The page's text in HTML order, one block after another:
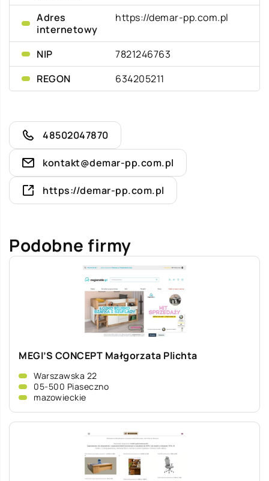
Adres
internetowy
https://demar-pp.com.pl
NIP
7821246763
REGON
634205211
48502047870
kontakt@demar-pp.com.pl
https://demar-pp.com.pl
Podobne firmy
MEGI’S CONCEPT Małgorzata Plichta
Warszawska 22
05-500 Piaseczno
mazowieckie